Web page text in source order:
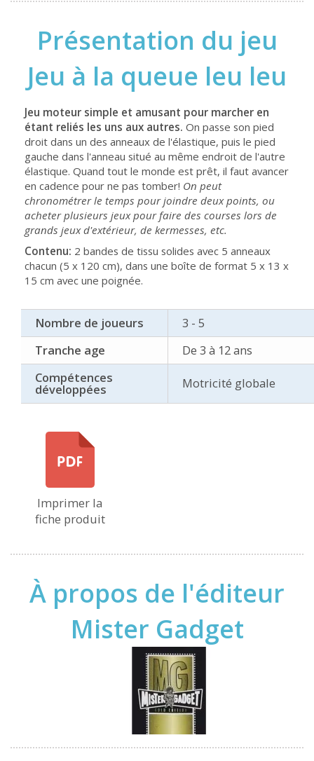
Présentation du jeu
Jeu à la queue leu leu
Jeu moteur simple et amusant pour marcher en
étant reliés les uns aux autres. On passe son pied
droit dans un des anneaux de l'élastique, puis le pied
gauche dans l'anneau situé au même endroit de l'autre
élastique. Quand tout le monde est prêt, il faut avancer
en cadence pour ne pas tomber! On peut
chronométrer le temps pour joindre deux points, ou
acheter plusieurs jeux pour faire des courses lors de
grands jeux d'extérieur, de kermesses, etc.
Contenu: 2 bandes de tissu solides avec 5 anneaux
chacun (5 x 120 cm), dans une boîte de format 5 x 13 x
15 cm avec une poignée.
Nombre de joueurs
3 - 5
Tranche age
De 3 à 12 ans
Compétences
développées Motricité globale
Imprimer la
fiche produit
À propos de l'éditeur
Mister Gadget